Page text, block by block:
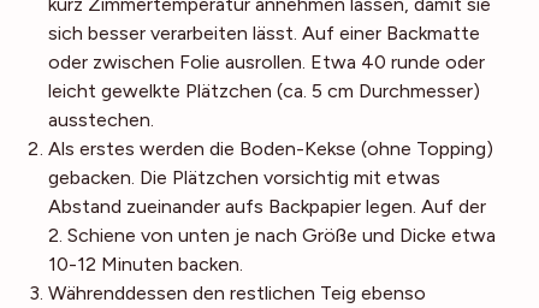
sich besser verarbeiten lässt. Auf einer Backmatte
oder zwischen Folie ausrollen. Etwa 40 runde oder
leicht gewelkte Plätzchen (ca. 5 cm Durchmesser)
ausstechen.
Als erstes werden die Boden-Kekse (ohne Topping)
gebacken. Die Plätzchen vorsichtig mit etwas
Abstand zueinander aufs Backpapier legen. Auf der
2. Schiene von unten je nach Größe und Dicke etwa
10-12 Minuten backen.
Währenddessen den restlichen Teig ebenso